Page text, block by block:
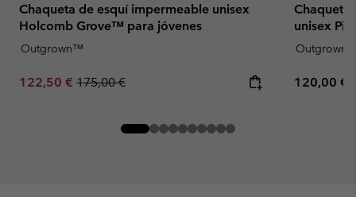
Chaqueta de esquí impermeable unisex
Holcomb Grove™ para jóvenes
Outgrown™
Sale price:
122,50 € Regular price:
175,00 €
Chaqueta
unisex
Regular
120,00 €